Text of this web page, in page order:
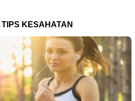
TIPS KESAHATAN